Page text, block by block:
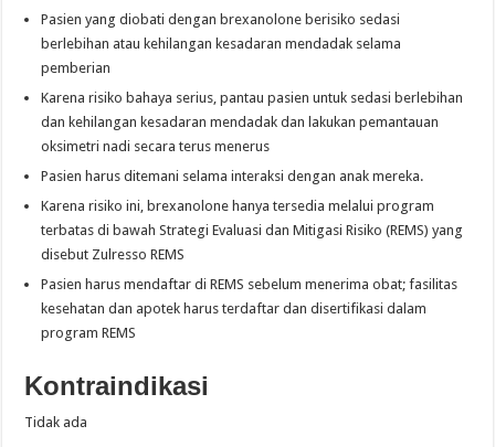
Pasien yang diobati dengan brexanolone berisiko sedasi
berlebihan atau kehilangan kesadaran mendadak selama
pemberian
Karena risiko bahaya serius, pantau pasien untuk sedasi berlebihan
dan kehilangan kesadaran mendadak dan lakukan pemantauan
oksimetri nadi secara terus menerus
Pasien harus ditemani selama interaksi dengan anak mereka.
Karena risiko ini, brexanolone hanya tersedia melalui program
terbatas di bawah Strategi Evaluasi dan Mitigasi Risiko (REMS) yang
disebut Zulresso REMS
Pasien harus mendaftar di REMS sebelum menerima obat; fasilitas
kesehatan dan apotek harus terdaftar dan disertifikasi dalam
program REMS
Kontraindikasi
Tidak ada